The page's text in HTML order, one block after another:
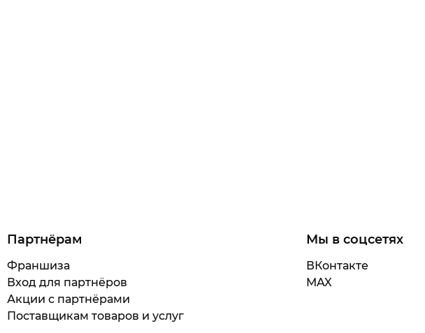
Партнёрам
Франшиза
Вход для партнёров
Акции с партнёрами
Поставщикам товаров и услуг
Мы в соцсетях
ВКонтакте
MAX